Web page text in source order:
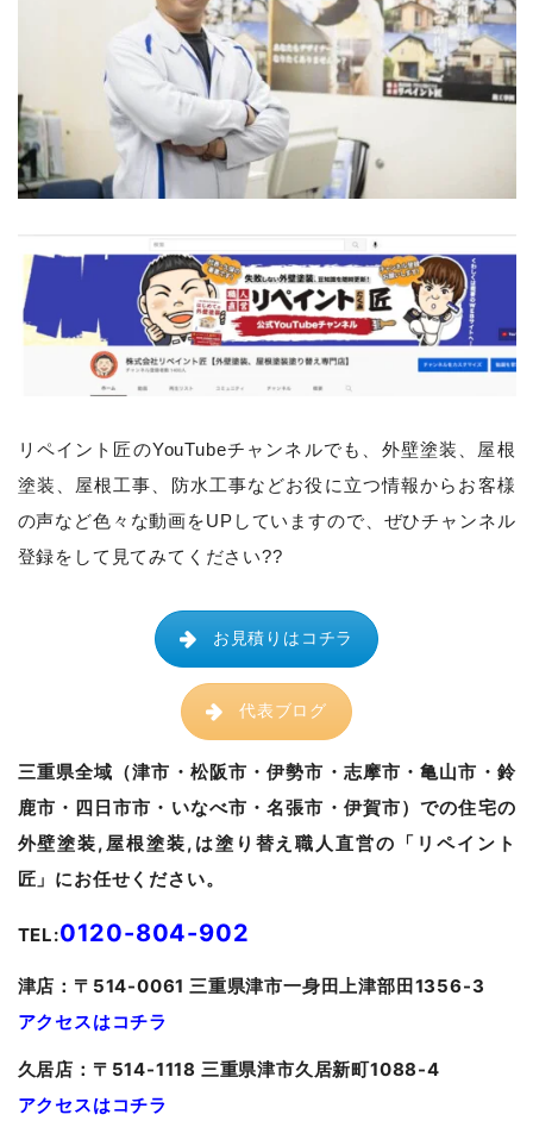
リペイント匠のYouTubeチャンネルでも、 外壁塗装、屋根
塗装、屋根工事、防水工事などお役に立つ情報からお客様
の声など色々な動画をUPしていますので、ぜひチャンネル
登録をして見てみてください??
お見積りはコチラ
代表ブログ
三重県全域（津市・松阪市・伊勢市・志摩市・亀山市・鈴
鹿市・四日市市・いなべ市・名張市・伊賀市）での住宅の
外壁塗装,屋根塗装,は塗り替え職人直営の「リペイント
匠」にお任せください。
TEL:0120-804-902
津店：〒514-0061 三重県津市一身田上津部田1356-3
アクセスはコチラ
久居店：〒514-1118 三重県津市久居新町1088-4
アクセスはコチラ